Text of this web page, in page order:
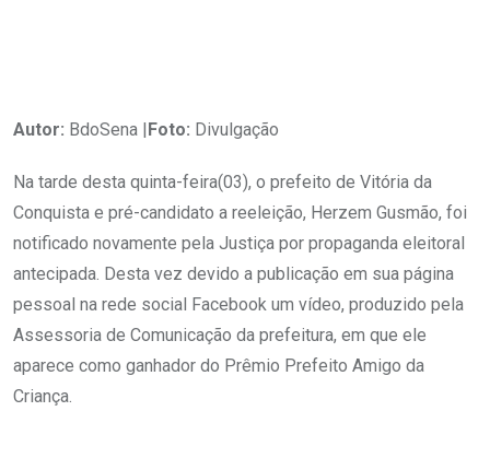
Autor: BdoSena | Foto: Divulgação
Na tarde desta quinta-feira(03), o prefeito de Vitória da
Conquista e pré-candidato a reeleição, Herzem Gusmão, foi
notificado novamente pela Justiça por propaganda eleitoral
antecipada. Desta vez devido a publicação em sua página
pessoal na rede social Facebook um vídeo, produzido pela
Assessoria de Comunicação da prefeitura, em que ele
aparece como ganhador do Prêmio Prefeito Amigo da
Criança.